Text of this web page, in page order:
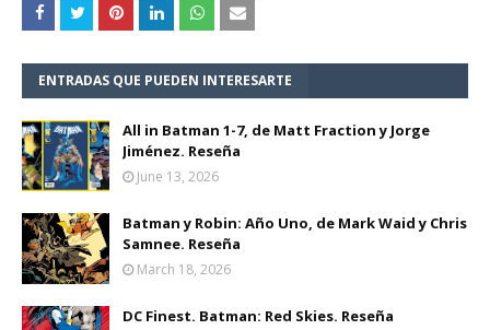
ENTRADAS QUE PUEDEN INTERESARTE
All in Batman 1-7, de Matt Fraction y Jorge
Jiménez. Reseña
June 13, 2026
Batman y Robin: Año Uno, de Mark Waid y Chris
Samnee. Reseña
March 18, 2026
DC Finest. Batman: Red Skies. Reseña